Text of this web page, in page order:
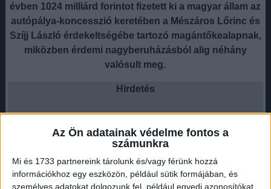
Az Ön adatainak védelme fontos a
számunkra
Mi és 1733 partnereink tárolunk és/vagy férünk hozzá
információkhoz egy eszközön, például sütik formájában, és
személyes adatokat dolgozunk fel, például egyedi azonosítókat
évben 1024 milliárd forintot fizetett ki a magyar állam az
autópálya-koncesszió keretében a Mészáros Lőrinc és
Szíjj László érdekeltségébe tartozó magántőkealapnak,
miközben érdemi nagyberuházásból alig néhány
valósult meg.
Hirdetés
”
– írta Vitézy Dávid oldalán.